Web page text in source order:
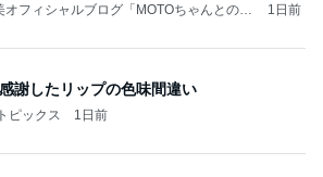
オフィシャルブログ「MOTOちゃんとのは
1日前
謝したリップの色味間違い
ピックス 1日前